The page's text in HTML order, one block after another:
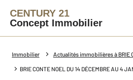
CENTURY 21
Concept Immobilier
Immobilier Actualités immobilières à BRIE
BRIE CONTE NOEL DU 14 DÉCEMBRE AU 4